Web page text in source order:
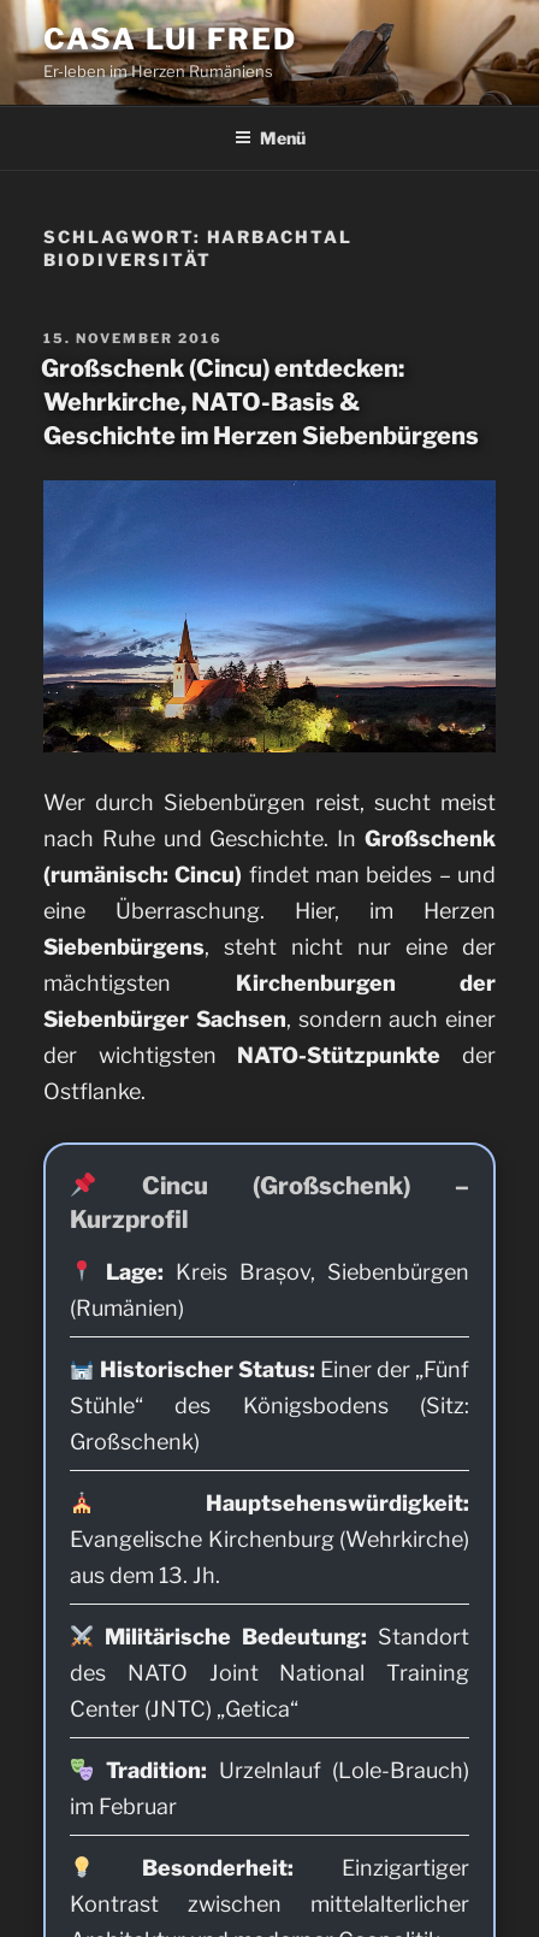
Zum
Inhalt
springen
CASA LUI FRED
Er-leben im Herzen Rumäniens
Menü
SCHLAGWORT: HARBACHTAL
BIODIVERSITÄT
VERÖFFENTLICHT
AM
15. NOVEMBER 2016
Großschenk (Cincu) entdecken:
Wehrkirche, NATO-Basis &
Geschichte im Herzen Siebenbürgens
Wer durch Siebenbürgen reist, sucht meist
nach Ruhe und Geschichte. In Großschenk
(rumänisch: Cincu) findet man beides – und
eine Überraschung. Hier, im Herzen
Siebenbürgens, steht nicht nur eine der
mächtigsten Kirchenburgen der
Siebenbürger Sachsen, sondern auch einer
der wichtigsten NATO-Stützpunkte der
Ostflanke.
Cincu (Großschenk) –
Kurzprofil
Lage: Kreis Brașov, Siebenbürgen
(Rumänien)
Historischer Status: Einer der „Fünf
Stühle“ des Königsbodens (Sitz:
Großschenk)
Hauptsehenswürdigkeit:
Evangelische Kirchenburg (Wehrkirche)
aus dem 13. Jh.
Militärische Bedeutung: Standort
des NATO Joint National Training
Center (JNTC) „Getica“
Tradition: Urzelnlauf (Lole-Brauch)
im Februar
Besonderheit: Einzigartiger
Kontrast zwischen mittelalterlicher